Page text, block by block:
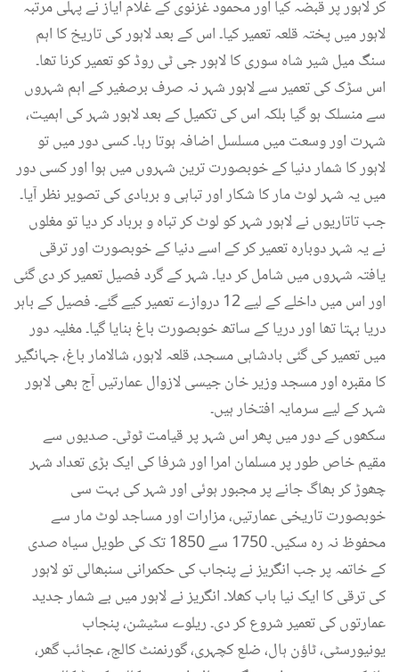
کر لاہور پر قبضہ کیا اور محمود غزنوی کے غلام ایاز نے پہلی مرتبہ
لاہور میں پختہ قلعہ تعمیر کیا۔ اس کے بعد لاہور کی تاریخ کا اہم
سنگ میل شیر شاہ سوری کا لاہور جی ٹی روڈ کو تعمیر کرنا تھا۔
اس سڑک کی تعمیر سے لاہور شہر نہ صرف برصغیر کے اہم شہروں
سے منسلک ہو گیا بلکہ اس کی تکمیل کے بعد لاہور شہر کی اہمیت،
شہرت اور وسعت میں مسلسل اضافہ ہوتا رہا۔ کسی دور میں تو
لاہور کا شمار دنیا کے خوبصورت ترین شہروں میں ہوا اور کسی دور
میں یہ شہر لوٹ مار کا شکار اور تباہی و بربادی کی تصویر نظر آیا۔
جب تاتاریوں نے لاہور شہر کو لوٹ کر تباہ و برباد کر دیا تو مغلوں
نے یہ شہر دوبارہ تعمیر کر کے اسے دنیا کے خوبصورت اور ترقی
یافتہ شہروں میں شامل کر دیا۔ شہر کے گرد فصیل تعمیر کر دی گئی
اور اس میں داخلے کے لیے 12 دروازے تعمیر کیے گئے۔ فصیل کے باہر
دریا بہتا تھا اور دریا کے ساتھ خوبصورت باغ بنایا گیا۔ مغلیہ دور
میں تعمیر کی گئی بادشاہی مسجد، قلعہ لاہور، شالامار باغ، جہانگیر
کا مقبرہ اور مسجد وزیر خان جیسی لازوال عمارتیں آج بھی لاہور
شہر کے لیے سرمایہ افتخار ہیں۔
سکھوں کے دور میں پھر اس شہر پر قیامت ٹوٹی۔ صدیوں سے
مقیم خاص طور پر مسلمان امرا اور شرفا کی ایک بڑی تعداد شہر
چھوڑ کر بھاگ جانے پر مجبور ہوئی اور شہر کی بہت سی
خوبصورت تاریخی عمارتیں، مزارات اور مساجد لوٹ مار سے
محفوظ نہ رہ سکیں۔ 1750 سے 1850 تک کی طویل سیاہ صدی
کے خاتمہ پر جب انگریز نے پنجاب کی حکمرانی سنبھالی تو لاہور
کی ترقی کا ایک نیا باب کھلا۔ انگریز نے لاہور میں بے شمار جدید
عمارتوں کی تعمیر شروع کر دی۔ ریلوے سٹیشن، پنجاب
یونیورسٹی، ٹاؤن ہال، ضلع کچہری، گورنمنٹ کالج، عجائب گھر،